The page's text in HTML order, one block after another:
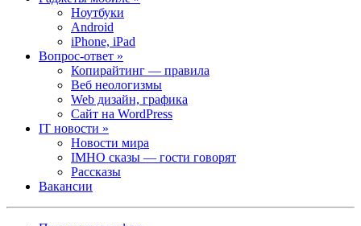
Ноутбуки
Android
iPhone, iPad
Вопрос-ответ »
Копирайтинг — правила
Веб неологизмы
Web дизайн, графика
Сайт на WordPress
IT новости »
Новости мира
IMHO сказы — гости говорят
Рассказы
Вакансии